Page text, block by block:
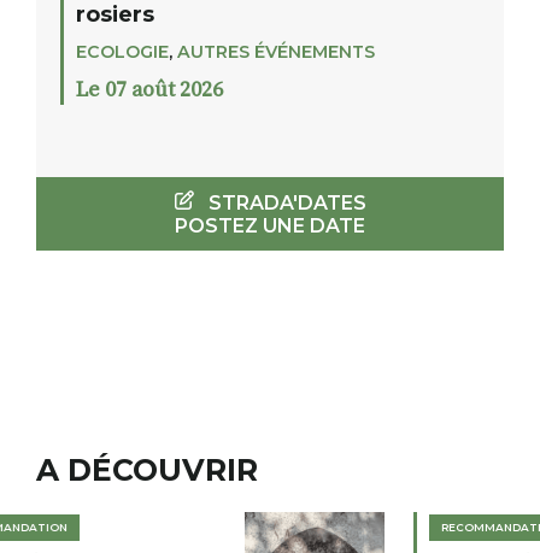
rosiers
ECOLOGIE, AUTRES ÉVÉNEMENTS
Le 07 août 2026
STRADA'DATES
POSTEZ UNE DATE
A DÉCOUVRIR
RECOMMANDATION